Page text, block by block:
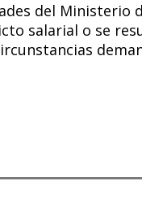
del Ministerio
salarial o se